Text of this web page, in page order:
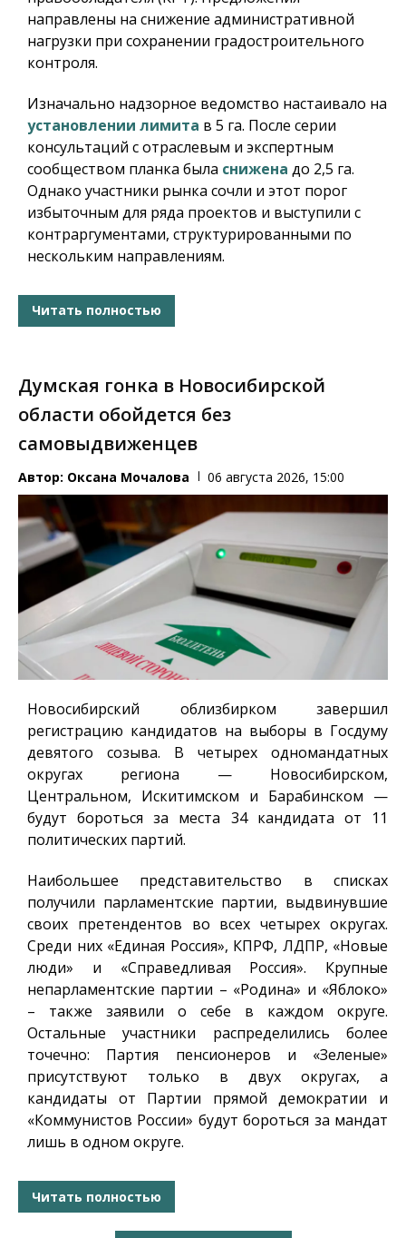
направлены на снижение административной
нагрузки при сохранении градостроительного
контроля.
Изначально надзорное ведомство настаивало на
установлении лимита в 5 га. После серии
консультаций с отраслевым и экспертным
сообществом планка была снижена до 2,5 га.
Однако участники рынка сочли и этот порог
избыточным для ряда проектов и выступили с
контраргументами, структурированными по
нескольким направлениям.
Читать полностью
Думская гонка в Новосибирской
области обойдется без
самовыдвиженцев
Автор: Оксана Мочалова 06 августа 2026, 15:00
Новосибирский облизбирком завершил
регистрацию кандидатов на выборы в Госдуму
девятого созыва. В четырех одномандатных
округах региона — Новосибирском,
Центральном, Искитимском и Барабинском —
будут бороться за места 34 кандидата от 11
политических партий.
Наибольшее представительство в списках
получили парламентские партии, выдвинувшие
своих претендентов во всех четырех округах.
Среди них «Единая Россия», КПРФ, ЛДПР, «Новые
люди» и «Справедливая Россия». Крупные
непарламентские партии – «Родина» и «Яблоко»
– также заявили о себе в каждом округе.
Остальные участники распределились более
точечно: Партия пенсионеров и «Зеленые»
присутствуют только в двух округах, а
кандидаты от Партии прямой демократии и
«Коммунистов России» будут бороться за мандат
лишь в одном округе.
Читать полностью